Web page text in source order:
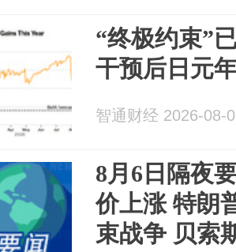
“终极约束”
干预后日元
智通财经 2026-08-
8月6日隔夜
价上涨 特朗
束战争 贝索